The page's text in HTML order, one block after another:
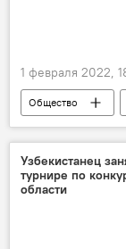
1 февраля 2022,
Общество
Узбекистанец
турнире по
области